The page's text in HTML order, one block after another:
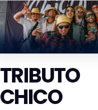
TRIBUTO
CHICO